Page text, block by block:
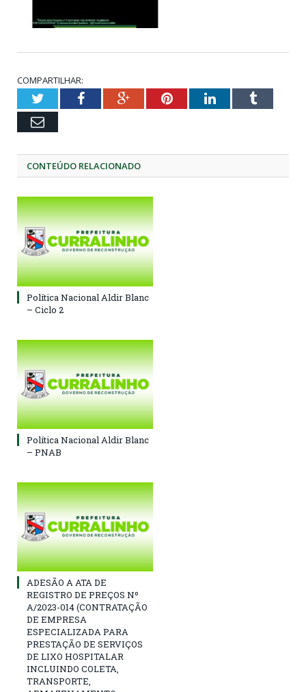
COMPARTILHAR:
TwitterFacebookGoogle+PinterestLinkedInTumblr
Email
CONTEÚDO RELACIONADO
Política Nacional Aldir Blanc
– Ciclo 2
Política Nacional Aldir Blanc
– PNAB
ADESÃO A ATA DE
REGISTRO DE PREÇOS Nº
A/2023-014 (CONTRATAÇÃO
DE EMPRESA
ESPECIALIZADA PARA
PRESTAÇÃO DE SERVIÇOS
DE LIXO HOSPITALAR
INCLUINDO COLETA,
TRANSPORTE,